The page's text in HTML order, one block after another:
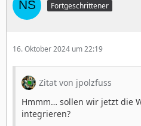
Fortgeschrittener
16. Oktober 2024 um 22:19
Zitat von jpolzfuss
Hmmm… sollen wir jetzt die
integrieren?